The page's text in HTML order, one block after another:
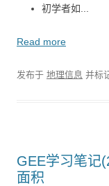
初学者如...
Read more
发布于 地理信息 并标
GEE学习笔记
面积